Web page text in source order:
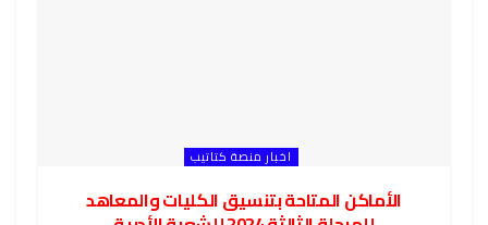
اخبار منصة كتاتيب
الأماكن المتاحة بتنسيق الكليات والمعاهد